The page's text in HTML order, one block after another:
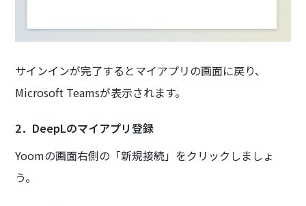
サインインが完了するとマイアプリの画面に戻り、
Microsoft Teamsが表示されます。
2．DeepLのマイアプリ登録
Yoomの画面右側の「新規接続」をクリックしましょ
う。